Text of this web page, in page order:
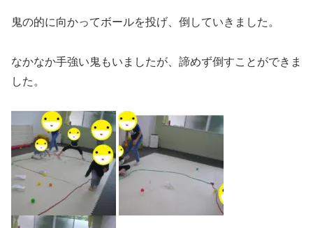
鬼の的に向かってボールを投げ、倒していきました。
なかなか手強い鬼もいましたが、諦めず倒すことができま
した。